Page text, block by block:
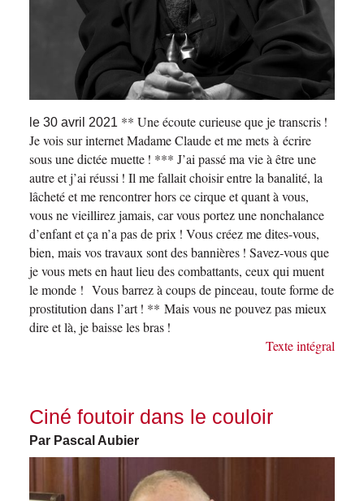
le 30 avril 2021 ** Une écoute curieuse que je transcris !
Je vois sur internet Madame Claude et me mets à écrire
sous une dictée muette ! *** J’ai passé ma vie à être une
autre et j’ai réussi ! Il me fallait choisir entre la banalité, la
lâcheté et me rencontrer hors ce cirque et quant à vous,
vous ne vieillirez jamais, car vous portez une nonchalance
d’enfant et ça n’a pas de prix ! Vous créez me dites-vous,
bien, mais vos travaux sont des bannières ! Savez-vous que
je vous mets en haut lieu des combattants, ceux qui muent
le monde ! Vous barrez à coups de pinceau, toute forme de
prostitution dans l’art ! ** Mais vous ne pouvez pas mieux
dire et là, je baisse les bras !
Texte intégral
Ciné foutoir dans le couloir
Par Pascal Aubier